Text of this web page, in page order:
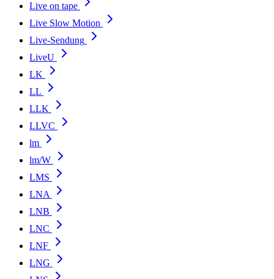
Live on tape
Live Slow Motion
Live-Sendung
LiveU
LK
LL
LLK
LLVC
lm
lm/W
LMS
LNA
LNB
LNC
LNF
LNG